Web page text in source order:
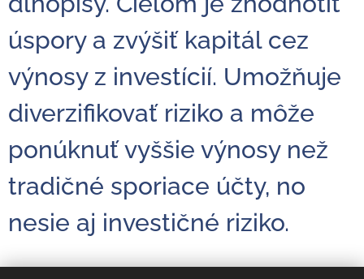
úspory a zvýšiť kapitál cez
výnosy z investícií. Umožňuje
diverzifikovať riziko a môže
ponúknuť vyššie výnosy než
tradičné sporiace účty, no
nesie aj investičné riziko.